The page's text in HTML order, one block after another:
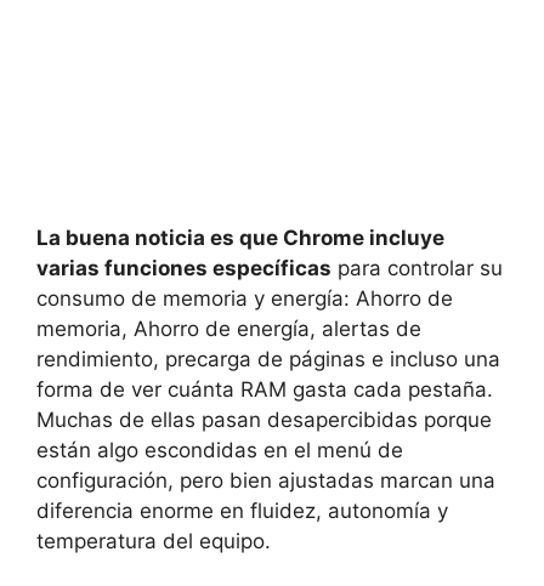
La buena noticia es que Chrome incluye
varias funciones específicas para controlar su
consumo de memoria y energía: Ahorro de
memoria, Ahorro de energía, alertas de
rendimiento, precarga de páginas e incluso una
forma de ver cuánta RAM gasta cada pestaña.
Muchas de ellas pasan desapercibidas porque
están algo escondidas en el menú de
configuración, pero bien ajustadas marcan una
diferencia enorme en fluidez, autonomía y
temperatura del equipo.